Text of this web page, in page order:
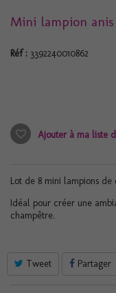
Mini lampion anis
Réf : 3392240010862
Ajouter à ma liste
Lot de 8 mini lampions de
Idéal pour créer une
champêtre.
Tweet Partager